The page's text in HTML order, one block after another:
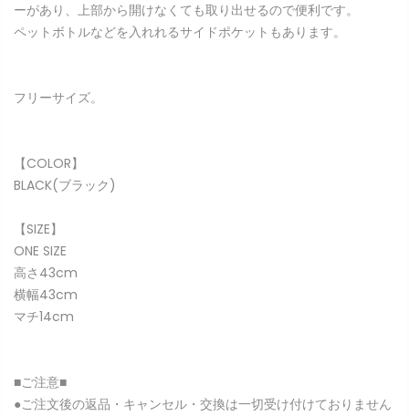
ーがあり、上部から開けなくても取り出せるので便利です。
ペットボトルなどを入れれるサイドポケットもあります。
フリーサイズ。
【COLOR】
BLACK(ブラック)
【SIZE】
ONE SIZE
高さ43cm
横幅43cm
マチ14cm
■ご注意■
●ご注文後の返品・キャンセル・交換は一切受け付けておりません